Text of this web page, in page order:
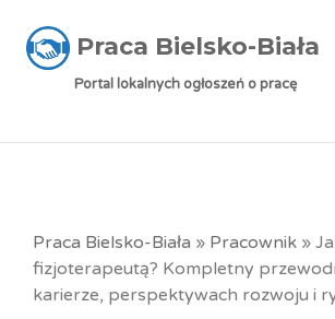
Praca Bielsko-Biała
Portal lokalnych ogłoszeń o pracę
Praca Bielsko-Biała » Pracownik »
fizjoterapeutą? Kompletny
karierze, perspektywach rozwoju i